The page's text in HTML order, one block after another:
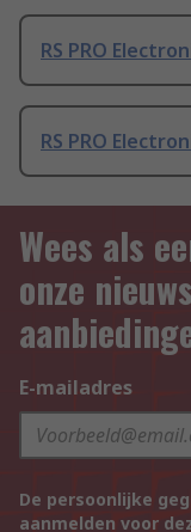
RS PRO
RS PRO
Wees als
onze
E-mailadres
De persoonlijke
aanmelden voor